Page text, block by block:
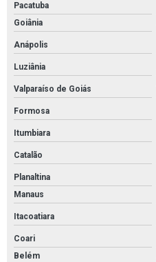
Pacatuba
Goiânia
Anápolis
Luziânia
Valparaíso de Goiás
Formosa
Itumbiara
Catalão
Planaltina
Manaus
Itacoatiara
Coari
Belém